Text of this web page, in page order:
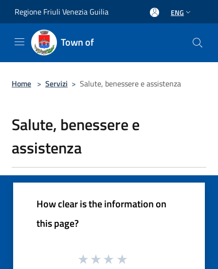
Regione Friuli Venezia Guilia ENG
Town of
Home > Servizi > Salute, benessere e assistenza
Salute, benessere e
assistenza
How clear is the information on
this page?